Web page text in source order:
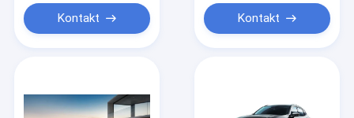
Kontakt Kontakt